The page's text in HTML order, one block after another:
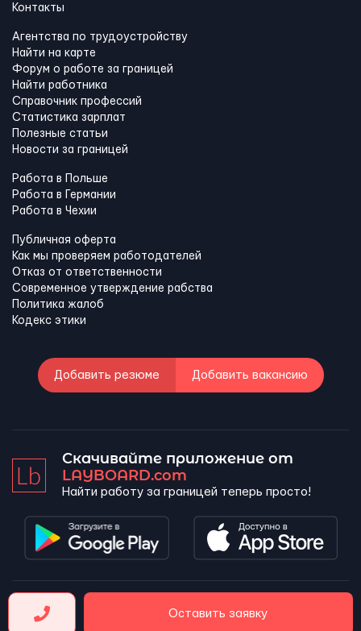
Оставить заявку
Контакты
Агентства по трудоустройству
Найти на карте
Форум о работе за границей
Найти работника
Справочник профессий
Статистика зарплат
Полезные статьи
Новости за границей
Работа в Польше
Работа в Германии
Работа в Чехии
Публичная оферта
Как мы проверяем работодателей
Отказ от ответственности
Современное утверждение рабства
Политика жалоб
Кодекс этики
Добавить резюме Добавить вакансию
Скачивайте приложение от
LAYBOARD.com
Найти работу за границей теперь просто!
LAYBOARD, SL Copyright 2026 ©